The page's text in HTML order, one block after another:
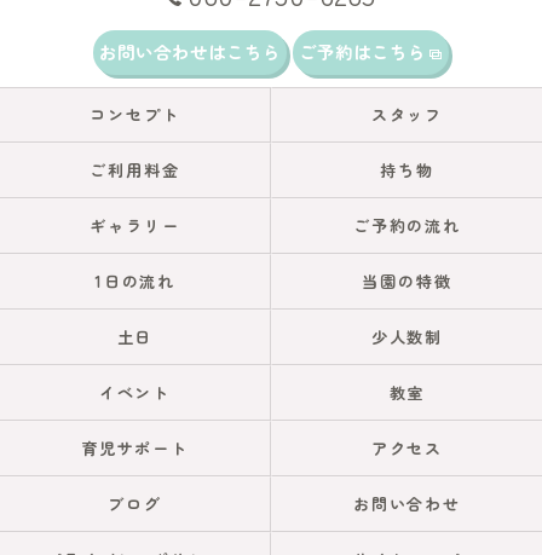
お問い合わせはこちら ご予約はこちら
コンセプト スタッフ
ご利用料金 持ち物
ギャラリー ご予約の流れ
1日の流れ 当園の特徴
土日 少人数制
イベント 教室
育児サポート アクセス
ブログ お問い合わせ